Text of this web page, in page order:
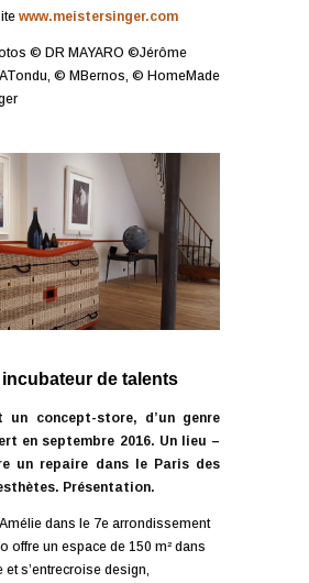
www.meistersinger.com
© DR MAYARO ©Jérôme
© MBernos, © HomeMade
incubateur de talents
un concept-store, d’un genre
en septembre 2016. Un lieu –
un repaire dans le Paris des
Présentation.
dans le 7e arrondissement
offre un espace de 150 m² dans
et s’entrecroise design,